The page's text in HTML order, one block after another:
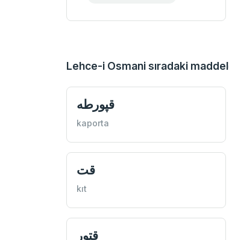
Lehce-i Osmani sıradaki
قپورطه
kaporta
قت
kıt
قتور